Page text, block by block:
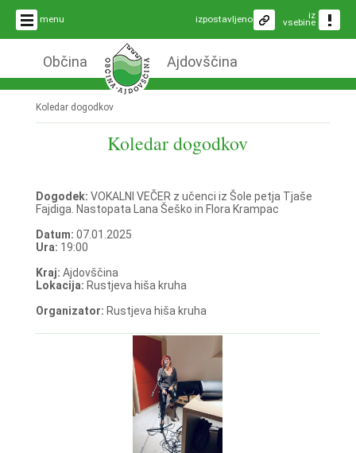
menu iz
vsebine
izpostavljeno
Občina Ajdovščina
Koledar dogodkov
Koledar dogodkov
Dogodek: VOKALNI VEČER z učenci iz Šole petja Tjaše
Fajdiga. Nastopata Lana Šeško in Flora Krampac
Datum: 07.01.2025
Ura: 19:00
Kraj: Ajdovščina
Lokacija: Rustjeva hiša kruha
Organizator: Rustjeva hiša kruha